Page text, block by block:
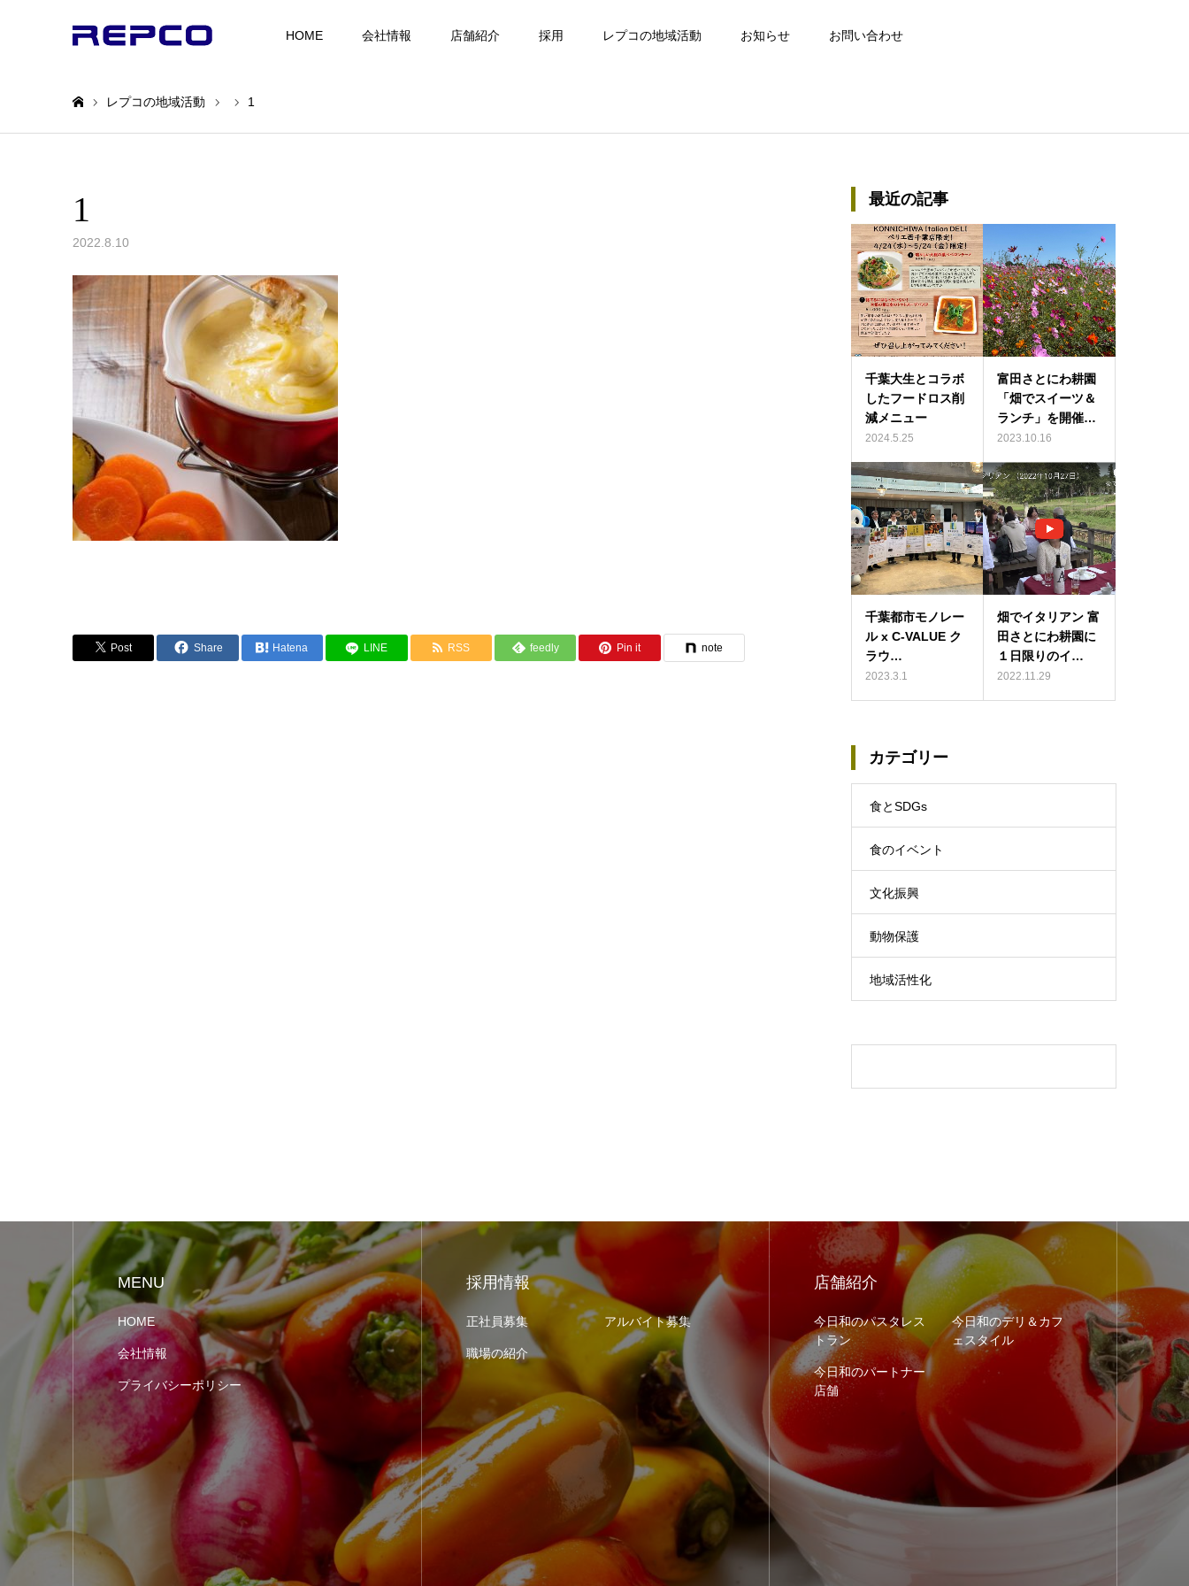
HOME 会社情報 店舗紹介 採用 レプコの地域活動 お知らせ お問い合わせ
レプコの地域活動 1
1
2022.8.10
Post Share Hatena LINE RSS feedly Pin it note
最近の記事
千葉大生とコラボ
したフードロス削
減メニュー
2024.5.25
富田さとにわ耕園
「畑でスイーツ＆
ランチ」を開催…
2023.10.16
千葉都市モノレー
ル x C-VALUE ク
ラウ…
2023.3.1
畑でイタリアン 富
田さとにわ耕園に
１日限りのイ…
2022.11.29
カテゴリー
食とSDGs
食のイベント
文化振興
動物保護
地域活性化
MENU
HOME
会社情報
プライバシーポリシー
採用情報
正社員募集 アルバイト募集
職場の紹介
店舗紹介
今日和のパスタレス
トラン
今日和のデリ＆カフ
ェスタイル
今日和のパートナー
店舗